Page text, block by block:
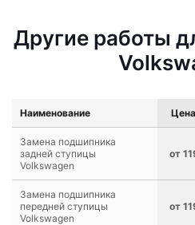
Другие работы
Наименование
Замена подшипника
задней ступицы
Volkswagen
от
Замена подшипника
передней ступицы
Volkswagen
от